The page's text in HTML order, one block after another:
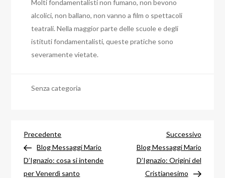
Molti fondamentalisti non fumano, non bevono
alcolici, non ballano, non vanno a film o spettacoli
teatrali. Nella maggior parte delle scuole e degli
istituti fondamentalisti, queste pratiche sono
severamente vietate.
Senza categoria
Navigazione
articoli
Articolo
precedente
Precedente
Blog Messaggi Mario
D’Ignazio: cosa si intende
per Venerdì santo
Successivo
Blog Messaggi Mario
D’Ignazio: Origini del
Cristianesimo